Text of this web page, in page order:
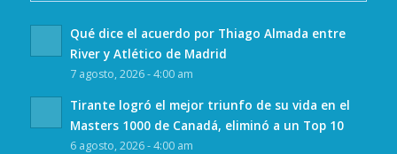
Qué dice el acuerdo por Thiago Almada entre
River y Atlético de Madrid
7 agosto, 2026 - 4:00 am
Tirante logró el mejor triunfo de su vida en el
Masters 1000 de Canadá, eliminó a un Top 10
6 agosto, 2026 - 4:00 am